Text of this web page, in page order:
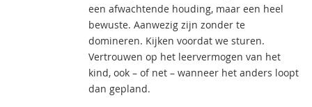
een afwachtende houding, maar een heel
bewuste. Aanwezig zijn zonder te
domineren. Kijken voordat we sturen.
Vertrouwen op het leervermogen van het
kind, ook – of net – wanneer het anders loopt
dan gepland.